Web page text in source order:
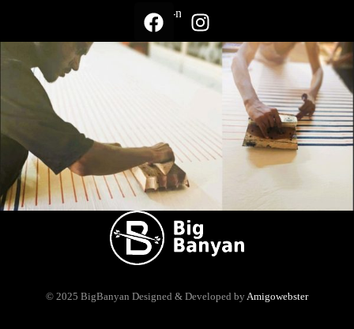
Suivez-nous sur
© 2025 BigBanyan Designed & Developed by Amigowebster